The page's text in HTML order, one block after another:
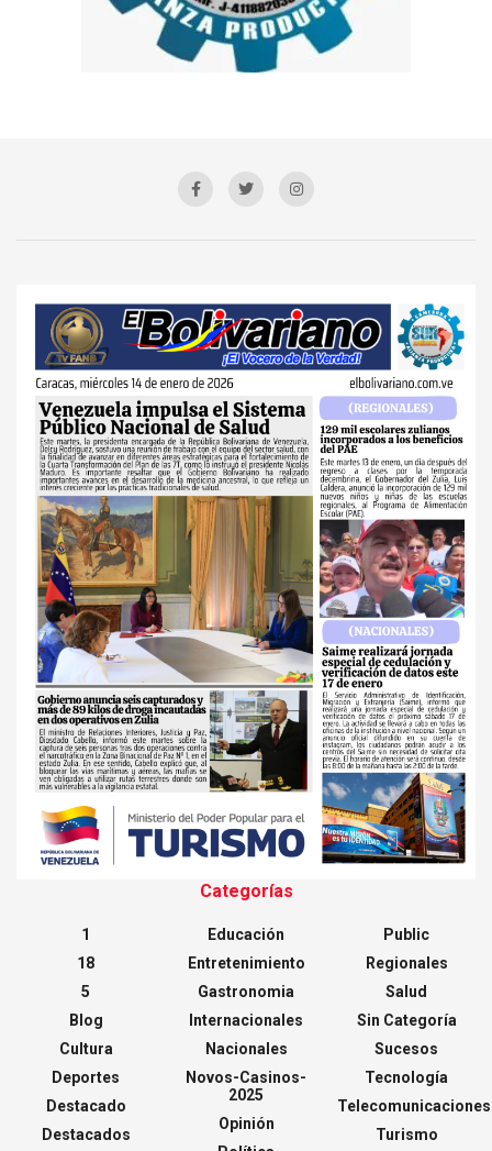
Categorías
1
18
5
Blog
Cultura
Deportes
Destacado
Destacados
Educación
Entretenimiento
Gastronomia
Internacionales
Nacionales
Novos-Casinos-
2025
Opinión
Public
Regionales
Salud
Sin Categoría
Sucesos
Tecnología
Telecomunicaciones
Turismo